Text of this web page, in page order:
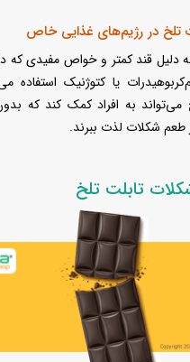
دلیل قند کمتر و خواص مفیدی که
یا کتوژنیک
به افراد کمک کند که
طعم شکلات لذت ببرند.
تابلت تلخ